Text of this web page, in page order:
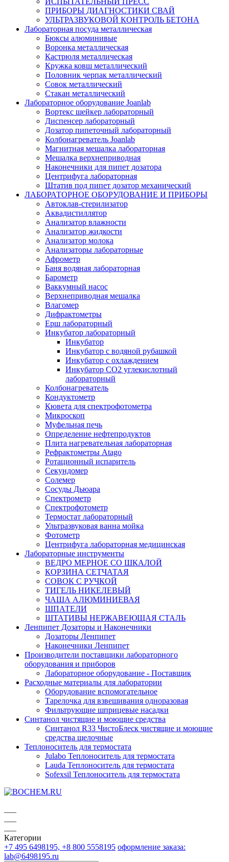
ПРИБОРЫ ДИАГНОСТИКИ СВАЙ
УЛЬТРАЗВУКОВОЙ КОНТРОЛЬ БЕТОНА
Лабораторная посуда металлическая
Бюксы алюминивые
Воронка металлическая
Кастрюля металлическая
Кружка ковш металлический
Половник черпак металлический
Совок металлический
Стакан металлический
Лабораторное оборудование Joanlab
Вортекс шейкер лабораторный
Диспенсер лабораторный
Дозатор пипеточный лабораторный
Колбонагреватель Joanlab
Магнитная мешалка лабораторная
Мешалка верхнеприводная
Наконечники для пипет дозатора
Центрифуга лабораторная
Штатив под пипет дозатор механический
ЛАБОРАТОРНОЕ ОБОРУДОВАНИЕ И ПРИБОРЫ
Автоклав-стерилизатор
Аквадистиллятор
Анализатор влажности
Анализатор жидкости
Анализатор молока
Анализаторы лабораторные
Афрометр
Баня водяная лабораторная
Барометр
Ваккумный насос
Верхнеприводная мешалка
Влагомер
Дифрактометры
Ерш лабораторный
Инкубатор лабораторный
Инкубатор
Инкубатор с водяной рубашкой
Инкубатор с охлаждением
Инкубатор СО2 углекислотный
лабораторный
Колбонагреватель
Кондуктометр
Кювета для спектрофотометра
Микроскоп
Муфельная печь
Определение нефтепродуктов
Плита нагревательная лабораторная
Рефрактометры Atago
Ротационный испаритель
Секундомер
Солемер
Сосуды Дьюара
Спектрометр
Спектрофотометр
Термостат лабораторный
Ультразвуковая ванна мойка
Фотометр
Центрифуга лабораторная медицинская
Лабораторные инструменты
ВЕДРО МЕРНОЕ СО ШКАЛОЙ
КОРЗИНА СЕТЧАТАЯ
СОВОК С РУЧКОЙ
ТИГЕЛЬ НИКЕЛЕВЫЙ
ЧАША АЛЮМИНИЕВАЯ
ШПАТЕЛИ
ШТАТИВЫ НЕРЖАВЕЮЩАЯ СТАЛЬ
Ленпипет Дозаторы и Наконечники
Дозаторы Ленпипет
Наконечники Ленпипет
Производители поставщики лабораторного
оборудования и приборов
Лабораторное оборудование - Поставщик
Расходные материалы для лаборатории
Оборудование вспомогательное
Тарелочка для взвешивания одноразовая
Фильтрующие шприцевые насадки
Синтанол чистящие и моющие средства
Синтанол R33 ЧистоБлеск чистящие и моющие
средства щелочные
Теплоноситель для термостата
Julabo Теплоноситель для термостата
Lauda Теплоноситель для термостата
Sofexsil Теплоноситель для термостата
Категории
+7 495 6498195, +8 800 5558195 оформление заказа:
lab@6498195.ru